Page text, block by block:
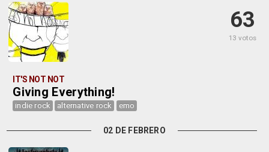
63
13 votos
IT'S NOT NOT
Giving Everything!
indie rock alternative rock emo
02 DE FEBRERO